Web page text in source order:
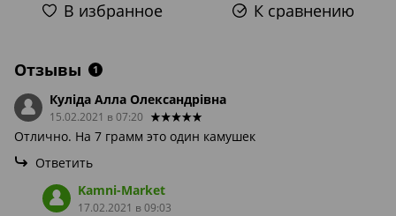
В избранное К сравнению
Отзывы 1
Куліда Алла Олександрівна
15.02.2021 в 07:20
Отлично. На 7 грамм это один камушек
Ответить
Kamni-Market
17.02.2021 в 09:03